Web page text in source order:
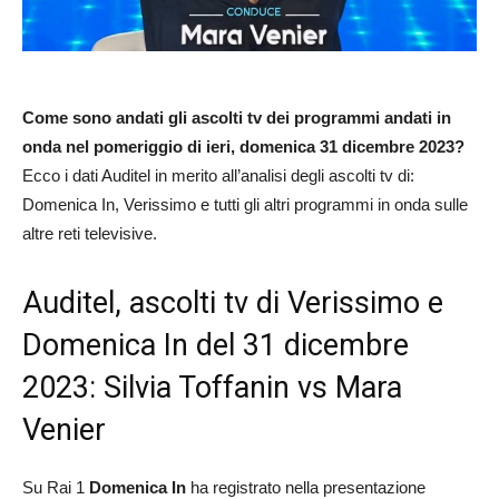
Come sono andati gli ascolti tv dei programmi andati in
onda nel pomeriggio di ieri, domenica 31 dicembre 2023?
Ecco i dati Auditel in merito all’analisi degli ascolti tv di:
Domenica In, Verissimo e tutti gli altri programmi in onda sulle
altre reti televisive.
Auditel, ascolti tv di Verissimo e
Domenica In del 31 dicembre
2023: Silvia Toffanin vs Mara
Venier
Su Rai 1 Domenica In ha registrato nella presentazione